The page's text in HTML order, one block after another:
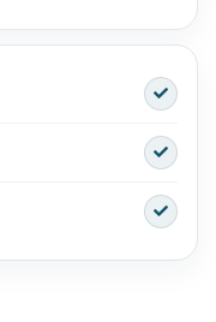
Yes
Yes
Yes